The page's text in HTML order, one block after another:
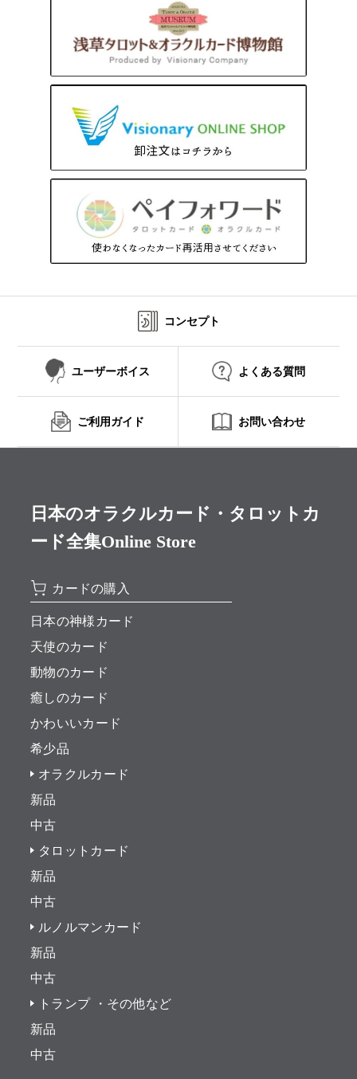
コンセプト
ユーザーボイス よくある質問
ご利用ガイド お問い合わせ
日本のオラクルカード・タロットカ
ード全集Online Store
カードの購入
日本の神様カード
天使のカード
動物のカード
癒しのカード
かわいいカード
希少品
オラクルカード
新品
中古
タロットカード
新品
中古
ルノルマンカード
新品
中古
トランプ ・その他など
新品
中古